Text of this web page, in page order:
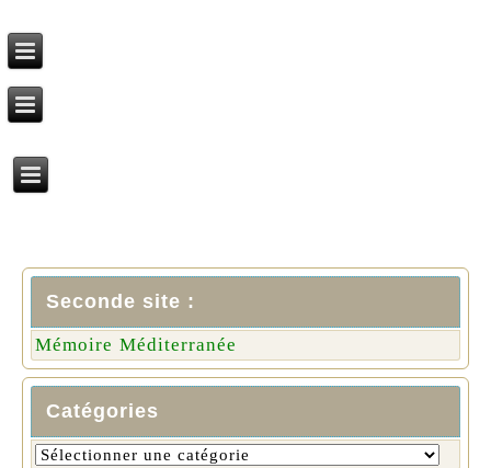
Seconde site :
Mémoire Méditerranée
Catégories